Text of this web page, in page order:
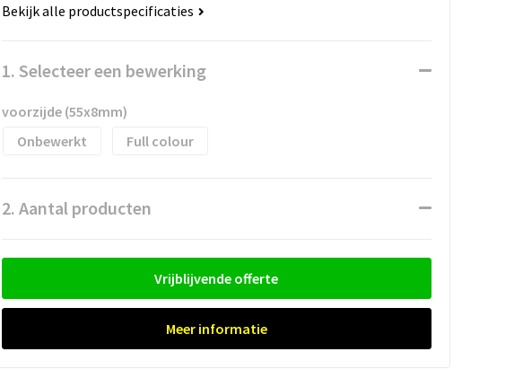
Bekijk alle productspecificaties
1. Selecteer een bewerking
voorzijde (55x8mm)
Onbewerkt
Full colour
2. Aantal producten
Vrijblijvende offerte
Meer informatie